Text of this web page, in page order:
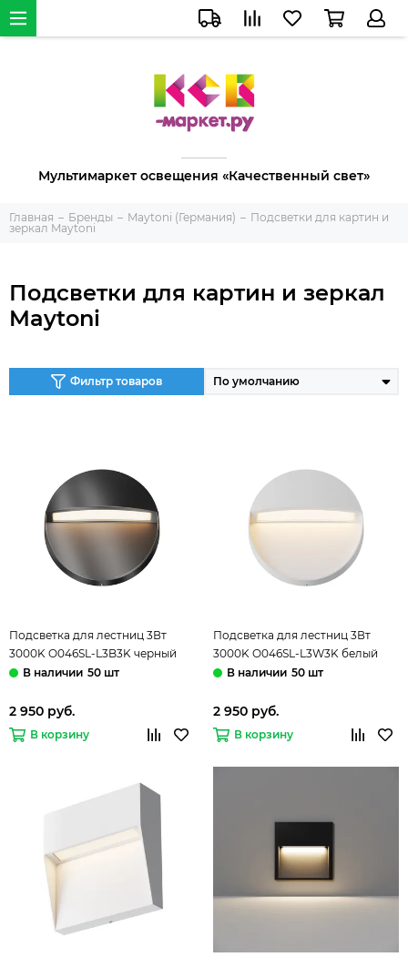
Мультимаркет освещения «Качественный свет»
Главная Бренды Maytoni (Германия)
Подсветки для картин и
зеркал Maytoni
Подсветки для картин и зеркал
Maytoni
Фильтр товаров
Подсветка для лестниц 3Вт
3000K O046SL-L3B3K черный
Mane Outdoor Мaytoni
50 шт
2 950 руб.
В корзину
Подсветка для лестниц 3Вт
3000K O046SL-L3W3K белый
Mane Outdoor Мaytoni
50 шт
2 950 руб.
В корзину